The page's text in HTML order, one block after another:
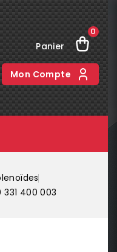
Panier
0
Mon Compte
331 400 003